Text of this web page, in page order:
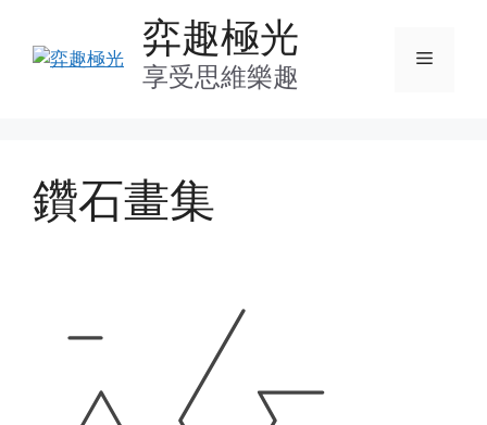
content
弈趣極光
享受思維樂趣
Menu
鑽石畫集